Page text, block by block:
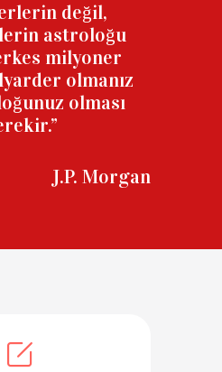
değil,
astroloğu
milyoner
olmanız
olması
J.P. Morgan